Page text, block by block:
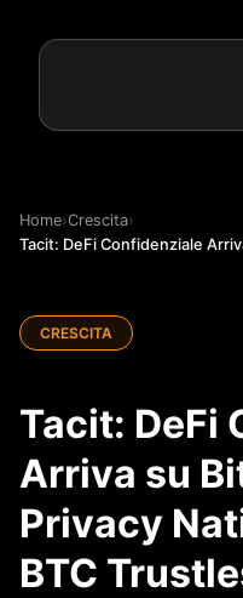
Home›Crescita›
Tacit: DeFi Confidenziale
CRESCITA
Tacit: DeFi
Arriva su
Privacy
BTC